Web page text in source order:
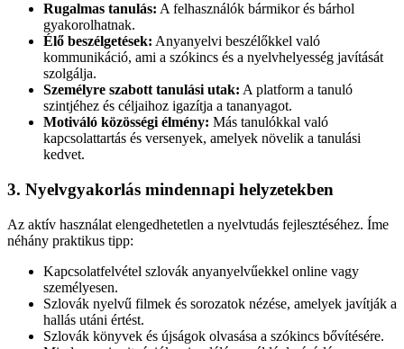
Rugalmas tanulás: A felhasználók bármikor és bárhol
gyakorolhatnak.
Élő beszélgetések: Anyanyelvi beszélőkkel való
kommunikáció, ami a szókincs és a nyelvhelyesség javítását
szolgálja.
Személyre szabott tanulási utak: A platform a tanuló
szintjéhez és céljaihoz igazítja a tananyagot.
Motiváló közösségi élmény: Más tanulókkal való
kapcsolattartás és versenyek, amelyek növelik a tanulási
kedvet.
3. Nyelvgyakorlás mindennapi helyzetekben
Az aktív használat elengedhetetlen a nyelvtudás fejlesztéséhez. Íme
néhány praktikus tipp:
Kapcsolatfelvétel szlovák anyanyelvűekkel online vagy
személyesen.
Szlovák nyelvű filmek és sorozatok nézése, amelyek javítják a
hallás utáni értést.
Szlovák könyvek és újságok olvasása a szókincs bővítésére.